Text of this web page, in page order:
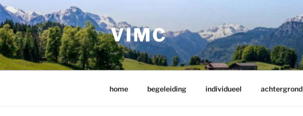
Ga
naar
de
inhoud
VIMC
home begeleiding individueel achtergrond